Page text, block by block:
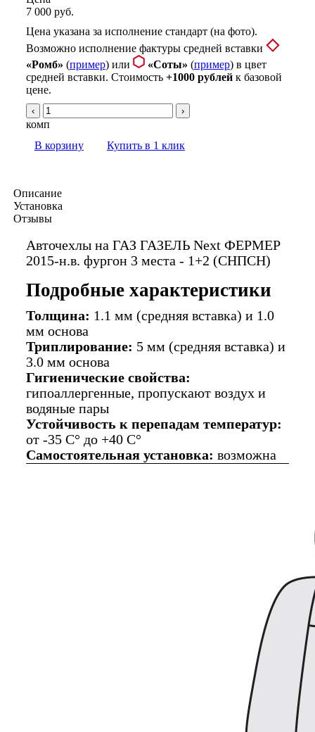
7 000 руб.
Цена указана за исполнение стандарт (на фото).
Возможно исполнение фактуры средней вставки
«Ромб» (пример) или «Соты» (пример) в цвет
средней вставки. Стоимость +1000 рублейк базовой
цене.
‹ ›
комп
В корзину
Купить в 1 клик
Описание
Установка
Отзывы
Авточехлы на ГАЗ ГАЗЕЛЬ Next ФЕРМЕР
2015-н.в. фургон 3 места - 1+2 (СНПСН)
Подробные характеристики
Толщина: 1.1 мм (средняя вставка) и 1.0
мм основа
Триплирование: 5 мм (средняя вставка) и
3.0 мм основа
Гигиенические свойства:
гипоаллергенные, пропускают воздух и
водяные пары
Устойчивость к перепадам температур:
от -35 C° до +40 C°
Самостоятельная установка: возможна